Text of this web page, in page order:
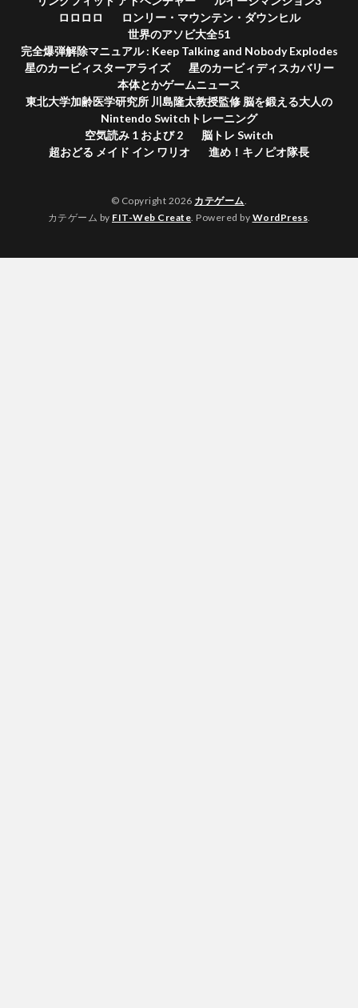
ロロロロ
ロンリー・マウンテン・ダウンヒル
世界のアソビ大全51
完全爆弾解除マニュアル : Keep Talking and Nobody Explodes
星のカービィスターアライズ
星のカービィディスカバリー
本体とかゲームニュース
東北大学加齢医学研究所 川島隆太教授監修 脳を鍛える大人の
Nintendo Switchトレーニング
空気読み 1 および 2
脳トレ Switch
超おどる メイド イン ワリオ
進め！キノピオ隊長
© Copyright 2026 カテゲーム.
カテゲーム by FIT-Web Create. Powered by WordPress.